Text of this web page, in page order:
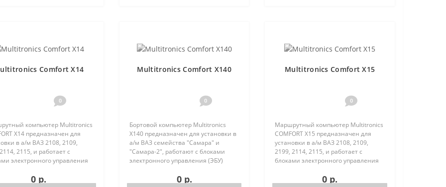
Comfort X14
0
компьютер Multitronics
Х14 предназначен для
в а/м ВАЗ 2108, 2109,
2115, и работает с
электронного управления
после 05.2000 года, Bosch
0 р.
Multitronics Comfort X140
0
Бортовой компьютер Multitronics
X140 предназначен для установки в
а/м ВАЗ семейства "Самара" и
"Самара-2", работают с блоками
электронного управления (ЭБУ)
выпуска после 05.2000 года Bosch
0 р.
Multitronics Comfort X15
0
Маршрутный компьютер Multitronics
COMFORT Х15 предназначен для
установки в а/м ВАЗ 2108, 2109,
2199, 2114, 2115, и работает с
блоками электронного управления
выпуска после 05.2000 года, Bosch
0 р.